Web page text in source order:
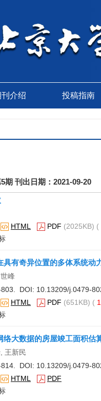
介绍 投稿指南
期 刊出日期：2021-09-20
HTML PDF (2025KB) (
具有奇异位置的多体系统动
峰
DOI: 10.13209/j.0479-
HTML PDF (651KB) (
络大数据的房屋竣工面积估
王新民
DOI: 10.13209/j.0479-
HTML
PDF